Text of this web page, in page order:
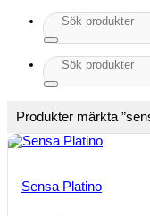
Sök
efter:
Sök
efter:
Produkter märkta
Sensa Platino